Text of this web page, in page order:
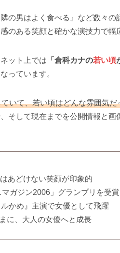
の男はよく食べる』など数々
のある笑顔と確かな演技力で幅
ット上では 「倉科カナの若い頃
っています。
いて、若い頃はどんな雰囲気だ
そして現在までを公開情報と
あどけない笑顔が印象的
ガジン2006」グランプリを受
かめ』主演で女優として飛躍
に、大人の女優へと成長